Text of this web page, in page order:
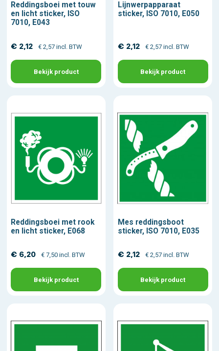
Reddingsboei met touw
en licht sticker, ISO
7010, E043
€ 2,12 € 2,57 incl. BTW
Bekijk product
Lijnwerpapparaat
sticker, ISO 7010, E050
€ 2,12 € 2,57 incl. BTW
Bekijk product
Reddingsboei met rook
en licht sticker, E068
€ 6,20 € 7,50 incl. BTW
Bekijk product
Mes reddingsboot
sticker, ISO 7010, E035
€ 2,12 € 2,57 incl. BTW
Bekijk product